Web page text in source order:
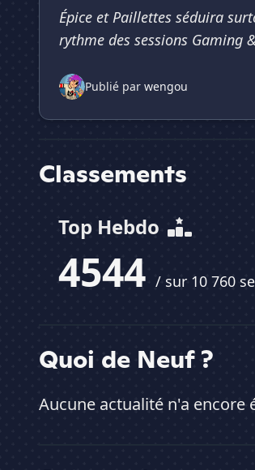
Épice et Paillettes séduira
rythme des sessions Gaming
Publié par wengou
Classements
Top Hebdo
4544 / sur 10 760
Quoi de Neuf ?
Aucune actualité n'a encore